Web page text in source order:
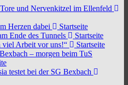
Tore und Nervenkitzel im Ellenfeld
Herzen dabei
Startseite
Ende des Tunnels
Startseite
viel Arbeit vor uns!“
Startseite
– morgen beim TuS
testet bei der SG Bexbach